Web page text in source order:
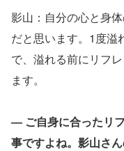
影山：自分の心と身
だと思います。1度溢
で、溢れる前にリフ
ます。
― ご自身に合ったリ
事ですよね。影山さ